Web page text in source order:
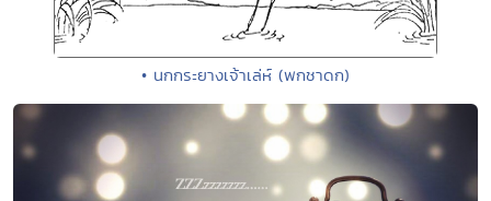
• นกกระยางเจ้าเล่ห์ (พกชาดก)